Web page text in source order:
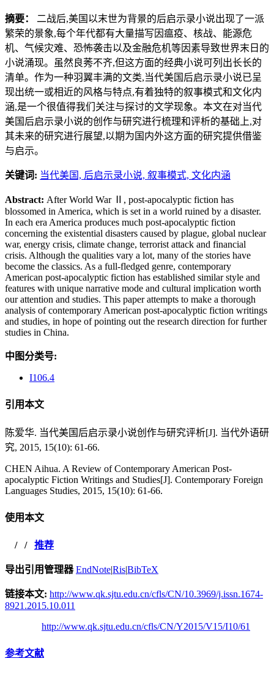
摘要： 二战后,美国以末世为背景的后启示录小说出现了一派
繁荣的景象,每个年代都有大量描写因瘟疫、核战、能源危
机、气候灾难、恐怖袭击以及金融危机等因素导致世界末日的
小说涌现。虽然良莠不齐,但这方面的经典小说可列出长长的
清单。作为一种羽翼丰满的文类,当代美国后启示录小说已呈
现出统一或相近的风格与特点,有着独特的叙事模式和文化内
涵,是一个很值得我们关注与探讨的文学现象。本文在对当代
美国后启示录小说的创作与研究进行梳理和评析的基础上,对
其未来的研究进行展望,以期为国内外这方面的研究提供借鉴
与启示。
关键词: 当代美国, 后启示录小说, 叙事模式, 文化内涵
Abstract: After World War Ⅱ, post-apocalyptic fiction has
blossomed in America, which is set in a world ruined by a disaster.
In each era America produces much post-apocalyptic fiction
concerning the existential disasters caused by plague, global nuclear
war, energy crisis, climate change, terrorist attack and financial
crisis. Although the qualities vary a lot, many of the stories have
become the classics. As a full-fledged genre, contemporary
American post-apocalyptic fiction has established similar style and
features with unique narrative mode and cultural implication worth
our attention and studies. This paper attempts to make a thorough
analysis of contemporary American post-apocalyptic fiction writings
and studies, in hope of pointing out the research direction for further
studies in China.
中图分类号:
I106.4
引用本文
陈爱华. 当代美国后启示录小说创作与研究评析[J]. 当代外语研
究, 2015, 15(10): 61-66.
CHEN Aihua. A Review of Contemporary American Post-
apocalyptic Fiction Writings and Studies[J]. Contemporary Foreign
Languages Studies, 2015, 15(10): 61-66.
使用本文
/ / 推荐
导出引用管理器 EndNote|Ris|BibTeX
链接本文: http://www.qk.sjtu.edu.cn/cfls/CN/10.3969/j.issn.1674-
8921.2015.10.011
http://www.qk.sjtu.edu.cn/cfls/CN/Y2015/V15/I10/61
参考文献